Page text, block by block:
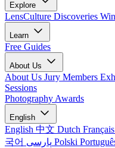
Explore
LensCulture Discoveries
Learn
Free Guides
About Us
About Us Jury Members
Sessions
Photography Awards
English
English 中文 Dutch Français
국어
Polski